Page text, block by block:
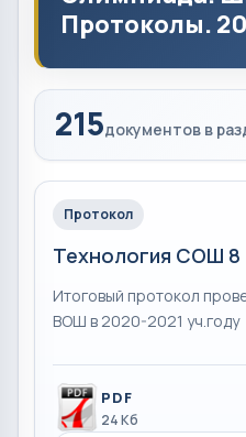
Протоколы.
215документов в
Протокол
Технология СОШ 8
Итоговый протокол
ВОШ в 2020-2021 уч.году
PDF
24 Кб